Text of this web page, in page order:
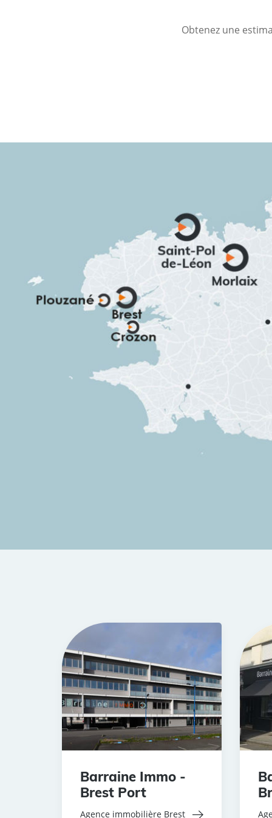
Obtenez une
Barraine Immo -
Brest Port
Agence immobilière Brest